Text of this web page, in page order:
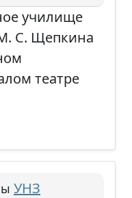
училище
С. Щепкина
театре
УНЗ